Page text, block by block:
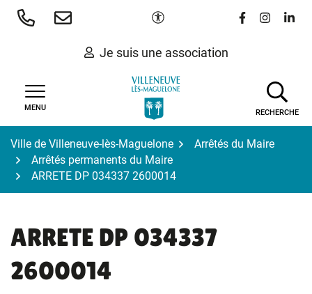
Aller
Paramètres d'accessibilité
Lien vers le
Lien vers
Lien
Je suis une association
MENU
RECHERCHE
Ville de Villeneuve-lès-Maguelone
Arrêtés du Maire
Arrêtés permanents du Maire
ARRETE DP 034337 2600014
ARRETE DP 034337
2600014